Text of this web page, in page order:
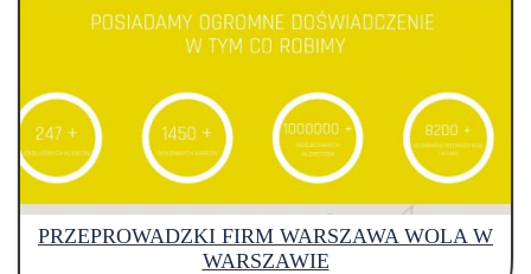
PRZEPROWADZKI FIRM WARSZAWA WOLA W
WARSZAWIE